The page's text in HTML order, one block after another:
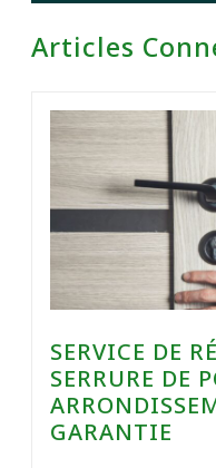
Articles
SERVICE DE
SERRURE DE
GARANTIE